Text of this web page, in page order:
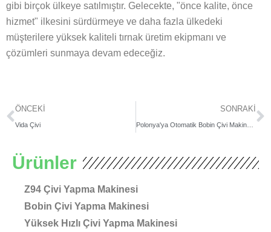
gibi birçok ülkeye satılmıştır. Gelecekte, "önce kalite, önce
hizmet" ilkesini sürdürmeye ve daha fazla ülkedeki
müşterilere yüksek kaliteli tırnak üretim ekipmanı ve
çözümleri sunmaya devam edeceğiz.
Prev
ÖNCEKI
Vida Çivi
SONRAKI
Polonya'ya Otomatik Bobin Çivi Makinesi Teslimatı
Ürünler
Z94 Çivi Yapma Makinesi
Bobin Çivi Yapma Makinesi
Yüksek Hızlı Çivi Yapma Makinesi